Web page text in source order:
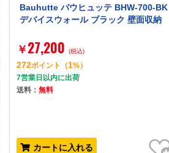
Bauhutte バウヒュッテ BHW-700-BK
デバイスウォール ブラック 壁面収納
￥ 27,200 (税込)
272ポイント （1%）
7営業日以内に出荷
送料：無料
カートに入れる
お気に入り